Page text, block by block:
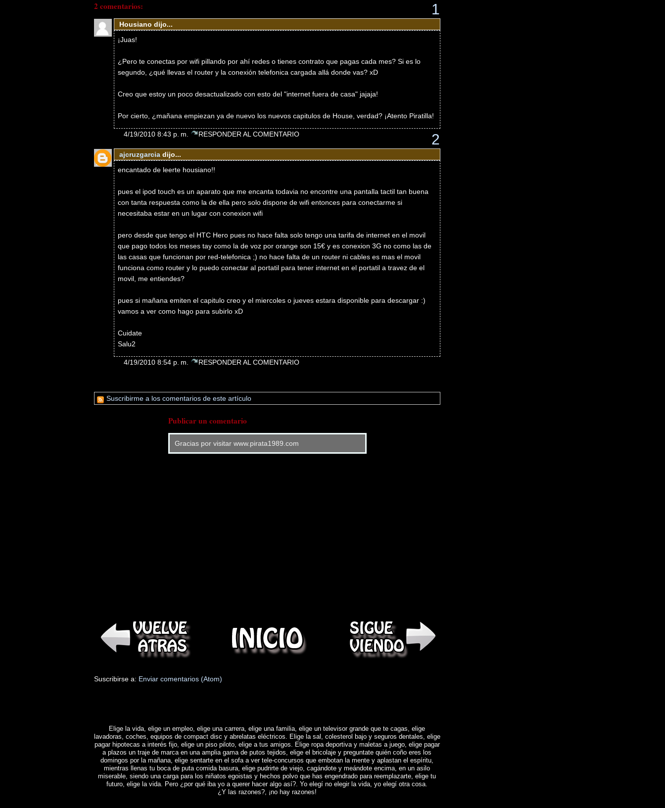
2 comentarios:
Housiano dijo...
1
¡Juas!
¿Pero te conectas por wifi pillando por ahí redes o tienes contrato que pagas cada mes? Si es lo
segundo, ¿qué llevas el router y la conexión telefonica cargada allá donde vas? xD
Creo que estoy un poco desactualizado con esto del "internet fuera de casa" jajaja!
Por cierto, ¿mañana empiezan ya de nuevo los nuevos capitulos de House, verdad? ¡Atento Piratilla!
4/19/2010 8:43 p. m. RESPONDER AL COMENTARIO
ajcruzgarciadijo...
2
encantado de leerte housiano!!
pues el ipod touch es un aparato que me encanta todavia no encontre una pantalla tactil tan buena
con tanta respuesta como la de ella pero solo dispone de wifi entonces para conectarme si
necesitaba estar en un lugar con conexion wifi
pero desde que tengo el HTC Hero pues no hace falta solo tengo una tarifa de internet en el movil
que pago todos los meses tay como la de voz por orange son 15€ y es conexion 3G no como las de
las casas que funcionan por red-telefonica ;) no hace falta de un router ni cables es mas el movil
funciona como router y lo puedo conectar al portatil para tener internet en el portatil a travez de el
movil, me entiendes?
pues si mañana emiten el capitulo creo y el miercoles o jueves estara disponible para descargar :)
vamos a ver como hago para subirlo xD
Cuidate
Salu2
4/19/2010 8:54 p. m. RESPONDER AL COMENTARIO
Suscribirme a los comentarios de este artículo
Publicar un comentario
Gracias por visitar www.pirata1989.com
Suscribirse a: Enviar comentarios (Atom)
Elige la vida, elige un empleo, elige una carrera, elige una familia, elige un televisor grande que te cagas, elige
lavadoras, coches, equipos de compact disc y abrelatas eléctricos. Elige la sal, colesterol bajo y seguros dentales, elige
pagar hipotecas a interés fijo, elige un piso piloto, elige a tus amigos. Elige ropa deportiva y maletas a juego, elige pagar
a plazos un traje de marca en una amplia gama de putos tejidos, elige el bricolaje y preguntate quién coño eres los
domingos por la mañana, elige sentarte en el sofa a ver tele-concursos que embotan la mente y aplastan el espíritu,
mientras llenas tu boca de puta comida basura, elige pudrirte de viejo, cagándote y meándote encima, en un asilo
miserable, siendo una carga para los niñatos egoistas y hechos polvo que has engendrado para reemplazarte, elige tu
futuro, elige la vida. Pero ¿por qué iba yo a querer hacer algo así?. Yo elegí no elegir la vida, yo elegí otra cosa.
¿Y las razones?, ¡no hay razones!